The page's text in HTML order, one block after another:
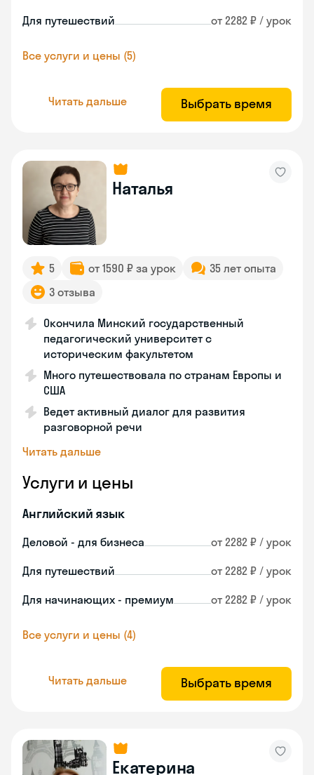
Для путешествий от 2282 ₽ / урок
Все услуги и цены (5)
Читать дальше Выбрать время
Наталья
5 от 1590 ₽ за урок
35 лет опыта
3 отзыва
Окончила Минский государственный
педагогический университет с
историческим факультетом
Много путешествовала по странам Европы и
США
Ведет активный диалог для развития
разговорной речи
Читать дальше
Услуги и цены
Английский язык
Деловой - для бизнеса от 2282 ₽ / урок
Для путешествий от 2282 ₽ / урок
Для начинающих - премиум от 2282 ₽ / урок
Все услуги и цены (4)
Читать дальше Выбрать время
Екатерина